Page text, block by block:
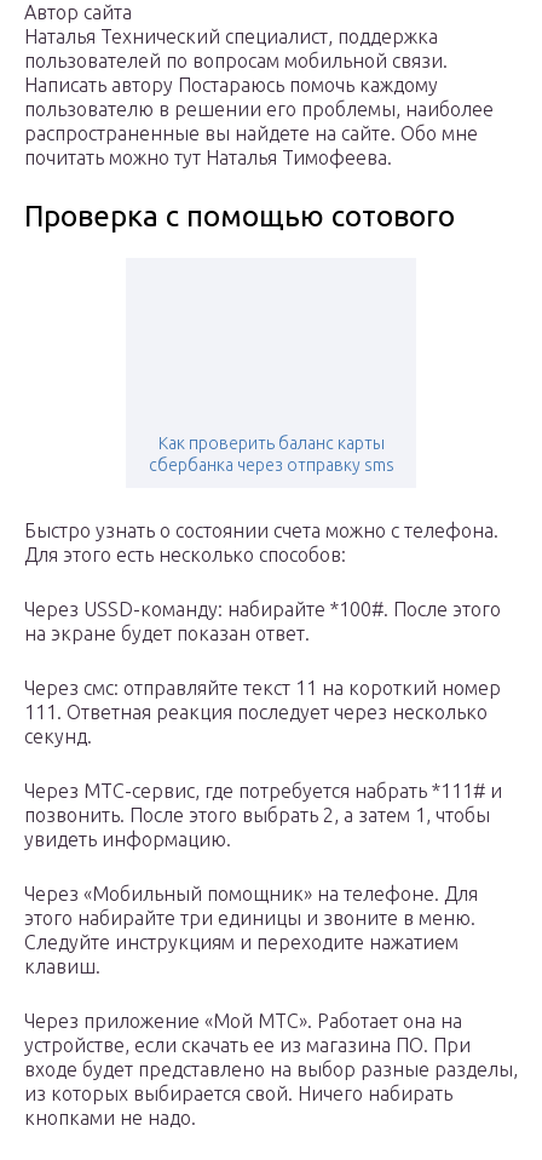
Автор сайта
Наталья Технический специалист, поддержка
пользователей по вопросам мобильной связи.
Написать автору Постараюсь помочь каждому
пользователю в решении его проблемы, наиболее
распространенные вы найдете на сайте. Обо мне
почитать можно тут Наталья Тимофеева.
Проверка с помощью сотового
Как проверить баланс карты
сбербанка через отправку sms
Быстро узнать о состоянии счета можно с телефона.
Для этого есть несколько способов:
Через USSD-команду: набирайте *100#. После этого
на экране будет показан ответ.
Через смс: отправляйте текст 11 на короткий номер
111. Ответная реакция последует через несколько
секунд.
Через МТС-сервис, где потребуется набрать *111# и
позвонить. После этого выбрать 2, а затем 1, чтобы
увидеть информацию.
Через «Мобильный помощник» на телефоне. Для
этого набирайте три единицы и звоните в меню.
Следуйте инструкциям и переходите нажатием
клавиш.
Через приложение «Мой МТС». Работает она на
устройстве, если скачать ее из магазина ПО. При
входе будет представлено на выбор разные разделы,
из которых выбирается свой. Ничего набирать
кнопками не надо.